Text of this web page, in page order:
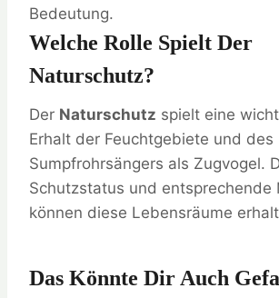
Bedeutung.
Welche Rolle Spielt Der
Naturschutz?
Der Naturschutz spielt eine
Erhalt der Feuchtgebiete und des
Sumpfrohrsängers als Zugvogel.
Schutzstatus und entsprechende
können diese Lebensräume
Das Könnte Dir Auch